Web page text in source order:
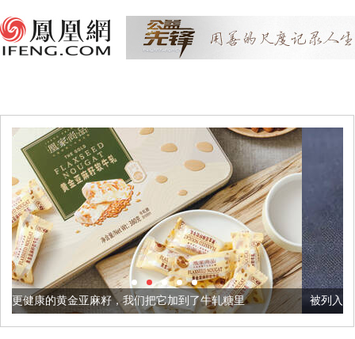
我们把它加到了牛轧糖里 被列入佛家七宝的它到底有多